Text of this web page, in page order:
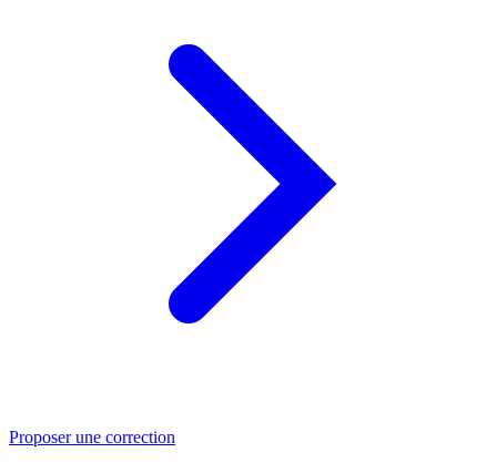
Proposer une correction